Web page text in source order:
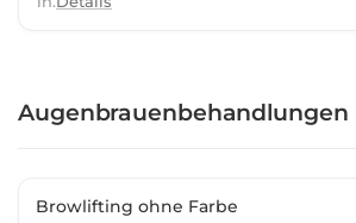
Augenbrauenbehandlungen
Browlifting ohne Farbe